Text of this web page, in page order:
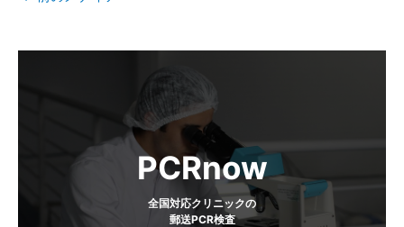
投
PCRnow
全国対応クリニックの
郵送PCR検査